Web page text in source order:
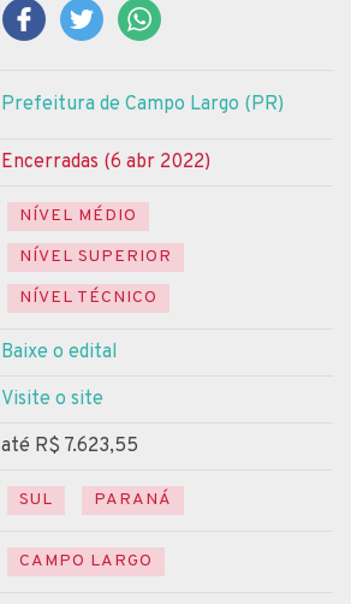
Prefeitura de Campo Largo (PR)
Encerradas (6 abr 2022)
NÍVEL MÉDIO
NÍVEL SUPERIOR
NÍVEL TÉCNICO
Baixe o edital
Visite o site
até R$ 7.623,55
SUL PARANÁ
CAMPO LARGO